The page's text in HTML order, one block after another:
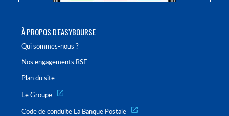
À PROPOS D'EASYBOURSE
Qui sommes-nous ?
Nos engagements RSE
Plan du site
Le Groupe
Code de conduite La Banque Postale